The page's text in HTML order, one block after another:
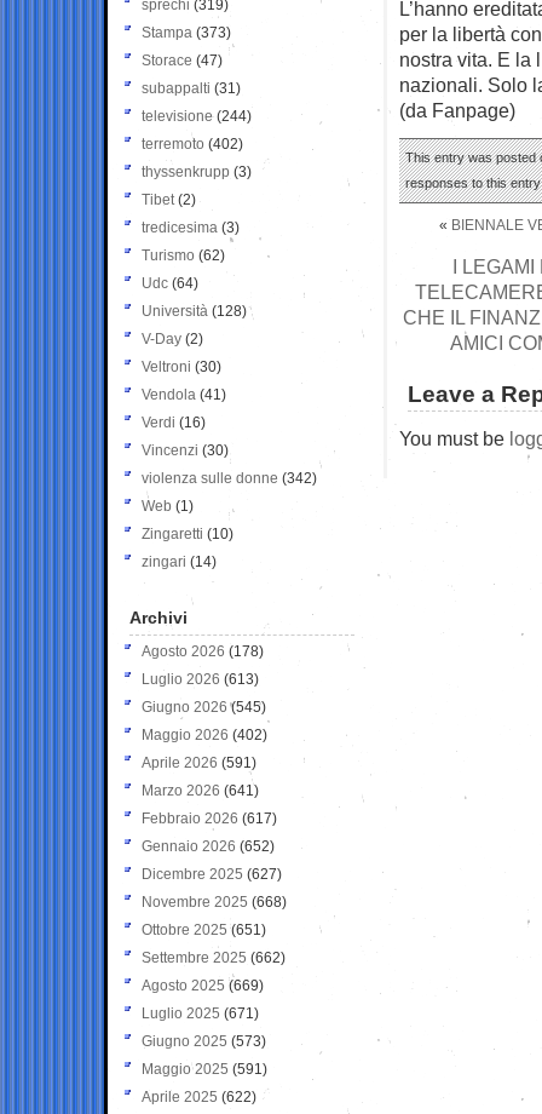
L’hanno
per la libertà
nostra vita. E la
nazionali. Solo
(da Fanpage)
This entry was posted
responses to this
« BIENNALE
I
CHE IL
AMICI
Leave a
You must be
sprechi (319)
Stampa (373)
Storace (47)
subappalti (31)
televisione(244)
terremoto (402)
thyssenkrupp (3)
Tibet(2)
tredicesima (3)
Turismo (62)
Udc (64)
Università (128)
V-Day (2)
Veltroni (30)
Vendola (41)
Verdi (16)
Vincenzi (30)
violenza sulle donne (342)
Web (1)
Zingaretti (10)
zingari (14)
Archivi
Agosto 2026 (178)
Luglio 2026 (613)
Giugno 2026 (545)
Maggio 2026 (402)
Aprile 2026 (591)
Marzo 2026 (641)
Febbraio 2026 (617)
Gennaio 2026 (652)
Dicembre 2025 (627)
Novembre 2025 (668)
Ottobre 2025 (651)
Settembre 2025 (662)
Agosto 2025 (669)
Luglio 2025 (671)
Giugno 2025 (573)
Maggio 2025 (591)
Aprile 2025 (622)